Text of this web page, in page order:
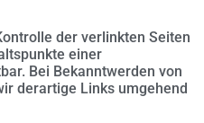
der verlinkten Seiten
einer
Bei Bekanntwerden von
derartige Links umgehend